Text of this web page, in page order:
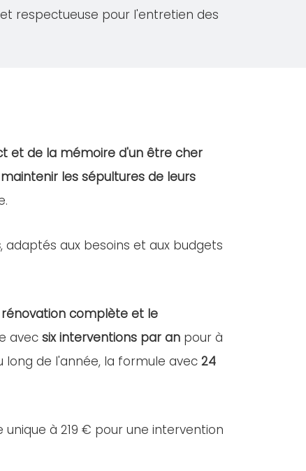
respectueuse pour l'entretien des
et de la mémoire d'un être cher
les sépultures de leurs
, adaptés aux besoins et aux budgets
rénovation complète et le
avec six interventions par an pour à
long de l'année, la formule avec 24
à 219 € pour une intervention